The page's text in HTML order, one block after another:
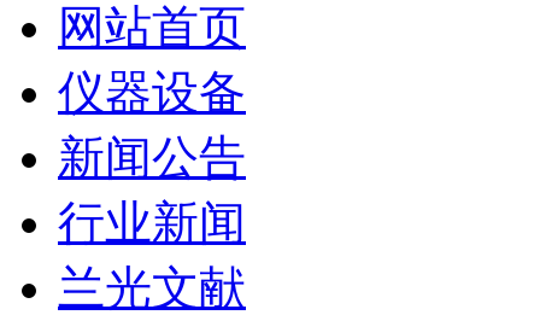
网站首页
仪器设备
新闻公告
行业新闻
兰光文献